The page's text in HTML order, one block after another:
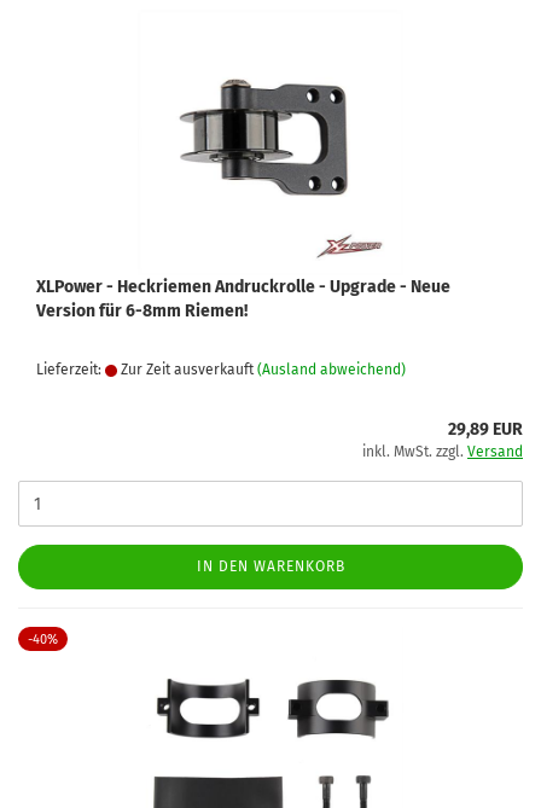
XLPower - Heckriemen Andruckrolle - Upgrade - Neue
Version für 6-8mm Riemen!
Lieferzeit: Zur Zeit ausverkauft (Ausland abweichend)
29,89 EUR
inkl. MwSt. zzgl. Versand
IN DEN WARENKORB
-40%